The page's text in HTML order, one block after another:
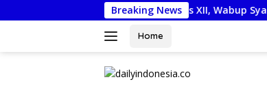
ke
Breaking News
Kontingen Jamnas XII, Wabup Syah Minta
Home